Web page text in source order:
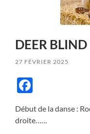
DEER BLIND
27 FÉVRIER 2025
Début de la danse :
droite……